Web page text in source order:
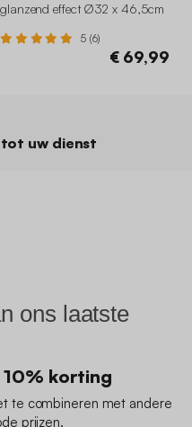
glanzend effect Ø32 x 46,5cm
5 (6)
€ 69,99
uw dienst
ons laatste
10% korting
te combineren met andere
prijzen.